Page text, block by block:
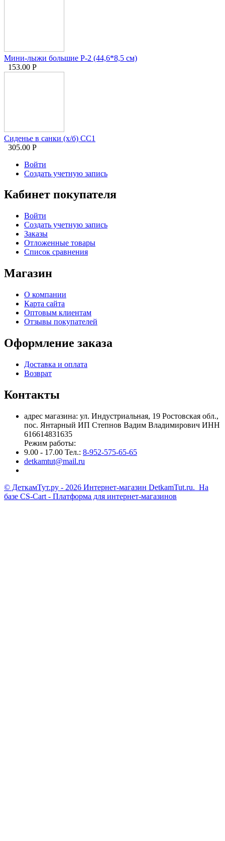
Мини-лыжи большие Р-2 (44,6*8,5 см)
153.00 Р
Сиденье в санки (х/б) СС1
305.00 Р
Войти
Создать учетную запись
Кабинет покупателя
Войти
Создать учетную запись
Заказы
Отложенные товары
Список сравнения
Магазин
О компании
Карта сайта
Оптовым клиентам
Отзывы покупателей
Оформление заказа
Доставка и оплата
Возврат
Контакты
адрес магазина: ул. Индустриальная, 19 Ростовская обл.,
пос. Янтарный ИП Степнов Вадим Владимирович ИНН
616614831635
Режим работы:
9.00 - 17.00 Тел.: 8-952-575-65-65
detkamtut@mail.ru
© ДеткамТут.ру - 2026 Интернет-магазин DetkamTut.ru. На
базе CS-Cart - Платформа для интернет-магазинов